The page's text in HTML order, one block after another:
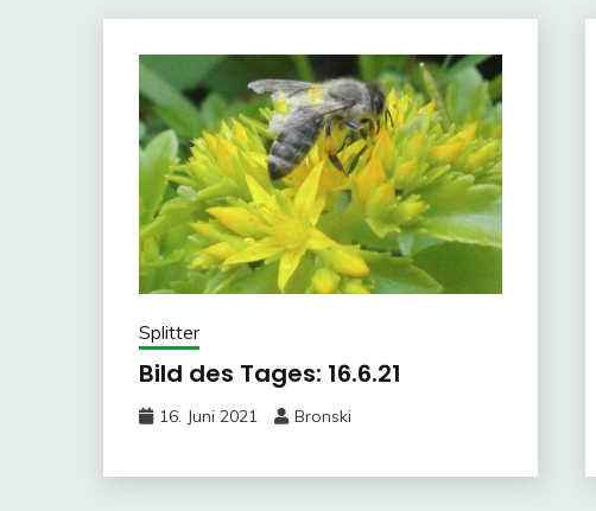
Splitter
Bild des Tages: 16.6.21
16. Juni 2021 Bronski